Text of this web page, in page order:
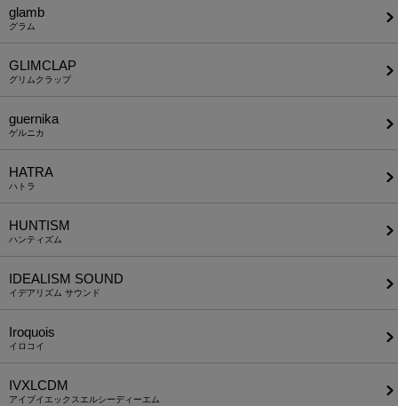
glamb
グラム
GLIMCLAP
グリムクラップ
guernika
ゲルニカ
HATRA
ハトラ
HUNTISM
ハンティズム
IDEALISM SOUND
イデアリズム サウンド
Iroquois
イロコイ
IVXLCDM
アイブイエックスエルシーディーエム